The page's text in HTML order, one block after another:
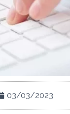
03/03/2023